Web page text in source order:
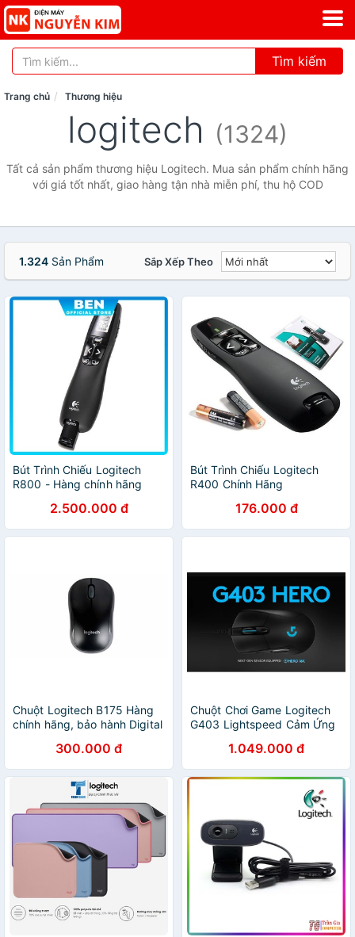
Tìm kiếm
Trang chủ Thương hiệu
logitech (1324)
Tất cả sản phẩm thương hiệu Logitech. Mua sản phẩm chính hãng
với giá tốt nhất, giao hàng tận nhà miễn phí, thu hộ COD
1.324 Sản Phẩm Sắp Xếp Theo
Bút Trình Chiếu Logitech
R800 - Hàng chính hãng
2.500.000 đ
Bút Trình Chiếu Logitech
R400 Chính Hãng
176.000 đ
Chuột Logitech B175 Hàng
chính hãng, bảo hành Digital
300.000 đ
Chuột Chơi Game Logitech
G403 Lightspeed Cảm Ứng
Hành 1 Năm1.049.000 đ